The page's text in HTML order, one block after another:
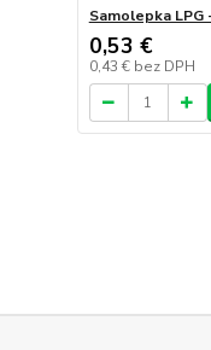
Samolepka
0,53 €
0,43 € bez DPH